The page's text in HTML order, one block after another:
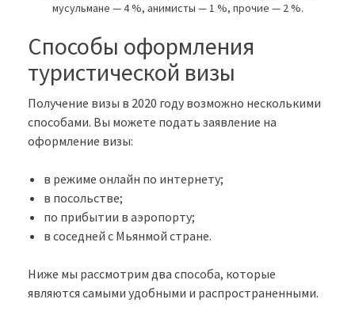
мусульмане — 4 %, анимисты — 1 %, прочие — 2 %.
Способы оформления
туристической визы
Получение визы в 2020 году возможно несколькими
способами. Вы можете подать заявление на
оформление визы:
в режиме онлайн по интернету;
в посольстве;
по прибытии в аэропорту;
в соседней с Мьянмой стране.
Ниже мы рассмотрим два способа, которые
являются самыми удобными и распространенными.